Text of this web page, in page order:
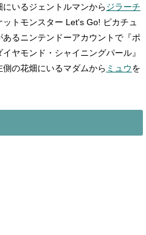
にいるジェントルマンからジラーチ
トモンスター Let's Go! ピカチュ
るニンテンドーアカウントで『ポ
ヤモンド・シャイニングパール』
側の花畑にいるマダムから ミュウを